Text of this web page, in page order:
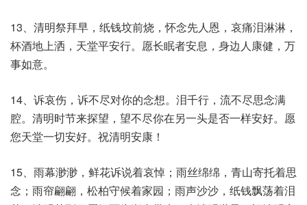
13、清明祭拜早，纸钱坟前烧，怀念先人恩，哀痛泪淋淋，
杯酒地上洒，天堂平安行。愿长眠者安息，身边人康健，万
事如意。
14、诉哀伤，诉不尽对你的念想。泪千行，流不尽思念满
腔。清明时节来探望，望不尽你在另一头是否一样安好。愿
您天堂一切安好。祝清明安康！
15、雨幕渺渺，鲜花诉说着哀悼；雨丝绵绵，青山寄托着思
念；雨帘翩翩，松柏守候着家园；雨声沙沙，纸钱飘荡着泪